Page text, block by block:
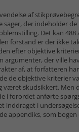
af
der indeholder
Det kan 488
forstand er der ikke
efter objektive
argumenter, der ville
af, at forfatteren
de objektive kriterier
været skudsikkert.
i forordet anførte
i
som bogen